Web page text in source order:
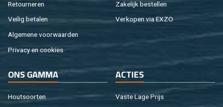
Re­tour­ne­ren
Vei­lig be­ta­len
Al­ge­me­ne voor­waar­den
Pri­va­cy en coo­kies
Za­ke­lijk be­stel­len
Ver­ko­pen via EXZO
ONS GAMMA
Hout­soor­ten
AC­TIES
Vaste Lage Prijs